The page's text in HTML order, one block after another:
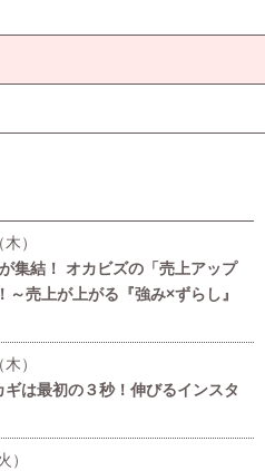
）
集結！ オカビズの「売上アップ
売上が上がる『強み×ずらし』
）
ギは最初の３秒！伸びるインスタ
）